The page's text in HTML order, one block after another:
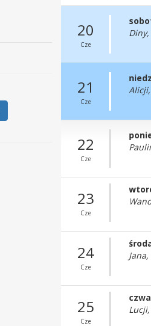
20
Cze
21
Cze
22
Cze
23
Cze
24
Cze
25
Cze